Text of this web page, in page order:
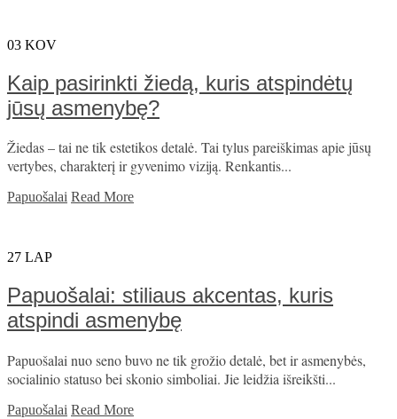
03 KOV
Kaip pasirinkti žiedą, kuris atspindėtų
jūsų asmenybę?
Žiedas – tai ne tik estetikos detalė. Tai tylus pareiškimas apie jūsų
vertybes, charakterį ir gyvenimo viziją. Renkantis...
Papuošalai Read More
27 LAP
Papuošalai: stiliaus akcentas, kuris
atspindi asmenybę
Papuošalai nuo seno buvo ne tik grožio detalė, bet ir asmenybės,
socialinio statuso bei skonio simboliai. Jie leidžia išreikšti...
Papuošalai Read More